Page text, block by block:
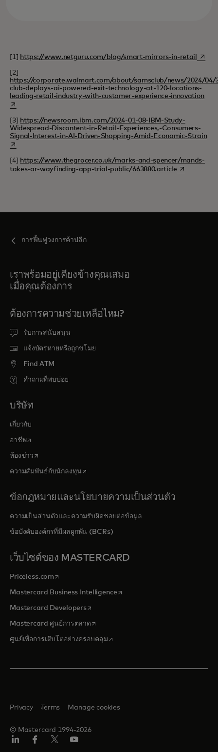
[1] https://www.netguru.com/blog/smart-mirrors-in-retail opens
[2]
https://corporate.walmart.com/about/samsclub/news/2024/04/
club-deploys-ai-powered-exit-technology-at-120-locations-
leading-retail-industry-with-customer-experience-innovation
[3] https://newsroom.ibm.com/2024-01-08-IBM-Study-
Widespread-Discontent-in-Retail-Experiences,-Consumers-
Signal-Interest-in-AI-Driven-Shopping-Amid-Economic-Strain
[4] https://www.thegrocer.co.uk/marks-and-spencer/mands-
takes-ar-wayfinding-app-trial-public/663880.articleopens in a
การฟื้นฟูวงการค้าปลีก
เราพร้อมอยู่เคียงข้างคุณเสมอ
เมื่อคุณต้องการ
ต้องการความช่วยเหลือไหม?
รับการสนับสนุน
แจ้งบัตรหายหรือถูกขโมย
Find ATM
คำถามที่พบบ่อย
บริษัท
เกี่ยวกับ
อาชีพopens in a new tab
ห้องข่าว opens in a new tab
ความสัมพันธ์กับนักลงทุน opens in a new tab
ข้อกฎหมายและนโยบายความเป็นส่วนตัว
ความเป็นส่วนตัวและความรับผิดชอบต่อข้อมูล
ข้อบังคับองค์กรที่มีผลผูกพัน (BCRs)
เว็บไซต์ของ MASTERCARD
Priceless.com opens in a new tab
Mastercard Business Intelligenceopens in a new tab
Mastercard Developersopens in a new tab
Mastercard ศูนย์การตลาด opens in a new tab
ศูนย์เพื่อการเติบโตอย่างครอบคลุมopens in a new tab
© Mastercard 1994-2026
Privacy Terms Manage cookies